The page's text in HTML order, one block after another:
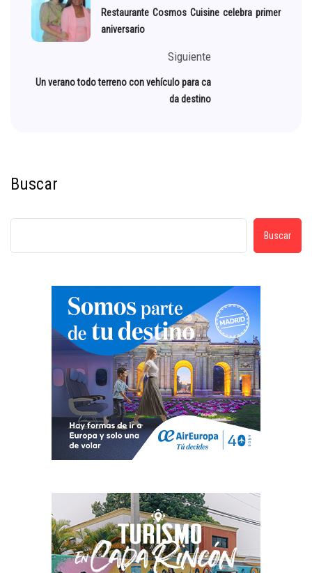
Restaurante Cosmos Cuisine celebra primer
aniversario
Siguiente
Un verano todo terreno con vehículo para ca
da destino
Buscar
Buscar